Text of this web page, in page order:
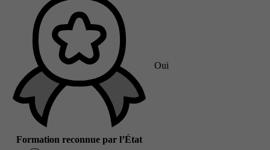
Formation reconnue par l’État
Oui